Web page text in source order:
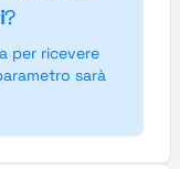
?
per ricevere
sarà